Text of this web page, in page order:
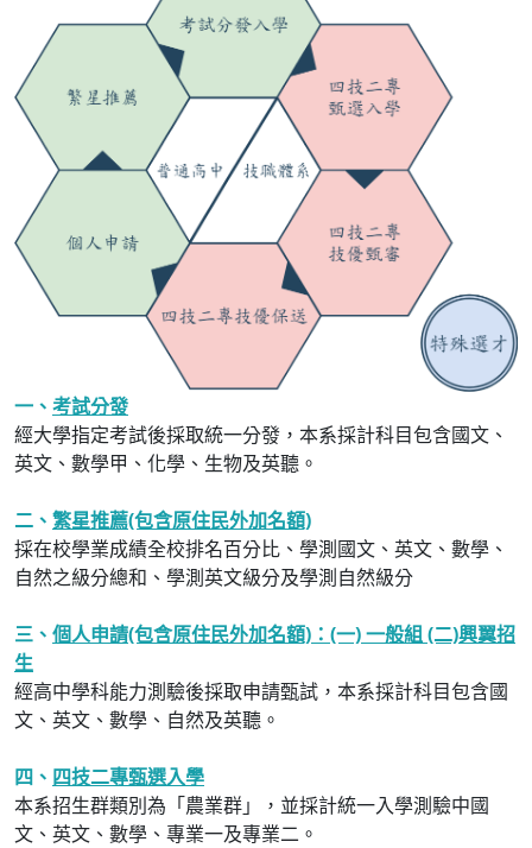
一、 考試分發
經大學指定考試後採取統一分發，本系採計科目包含國文、
英文、數學甲、化學、生物及英聽。
二、 繁星推薦(包含原住民外加名額)
採在校學業成績全校排名百分比、學測國文、英文、數學、
自然之級分總和、學測英文級分及學測自然級分
三、 個人申請(包含原住民外加名額)：(一) 一般組 (二)興翼招
生
經高中學科能力測驗後採取申請甄試，本系採計科目包含國
文、英文、數學、自然及英聽。
四、 四技二專甄選入學
本系招生群類別為「農業群」，並採計統一入學測驗中國
文、英文、數學、專業一及專業二。